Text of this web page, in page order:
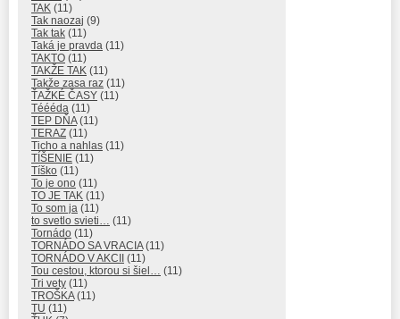
TAK (11)
Tak naozaj (9)
Tak tak (11)
Taká je pravda (11)
TAKTO (11)
TAKŽE TAK (11)
Takže zasa raz (11)
ŤAŽKÉ ČASY (11)
Téééda (11)
TEP DŇA(11)
TERAZ (11)
Ticho a nahlas (11)
TÍŠENIE (11)
Tíško (11)
To je ono (11)
TO JE TAK (11)
To som ja (11)
to svetlo svieti… (11)
Tornádo (11)
TORNÁDO SA VRACIA(11)
TORNÁDO V AKCII
(11)
Tou cestou, ktorou si šiel… (11)
Tri vety (11)
TROŠKA(11)
TU (11)